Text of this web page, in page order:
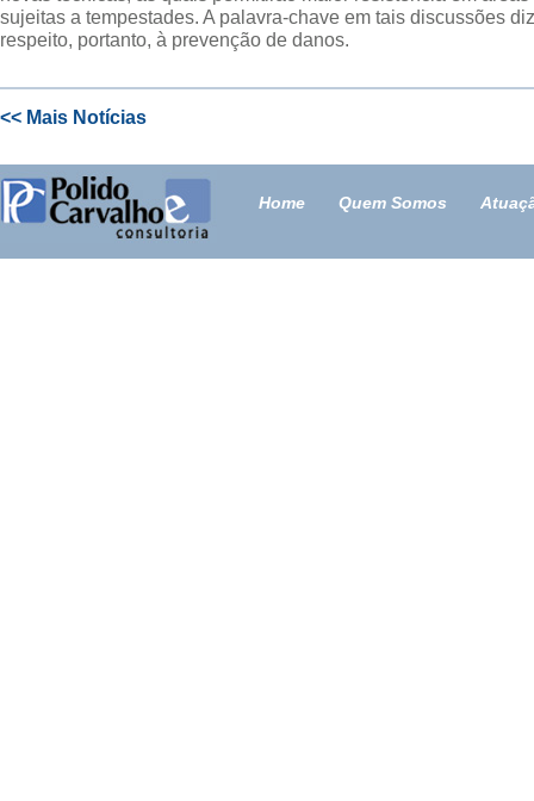
sujeitas a tempestades. A palavra-chave em tais discussões diz
respeito, portanto, à prevenção de danos.
<< Mais Notícias
Home Quem Somos